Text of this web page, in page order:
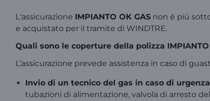
L'assicurazione IMPIANTO OK GAS non è più
e acquistato per il tramite di WINDTRE.
Quali sono le coperture della polizza IMPIANTO
L’assicurazione prevede assistenza in caso di
Invio di un tecnico del gas in caso di urgenza
tubazioni di alimentazione, valvola di arresto